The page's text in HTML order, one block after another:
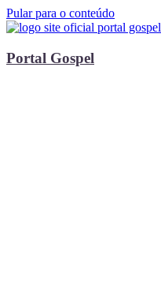
Pular para o conteúdo
Portal Gospel